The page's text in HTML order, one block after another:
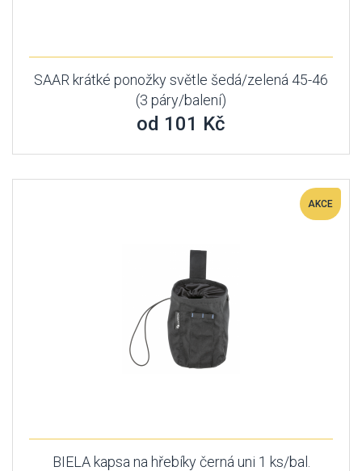
SAAR krátké ponožky světle šedá/zelená 45-46
(3 páry/balení)
od 101 Kč
AKCE
BIELA kapsa na hřebíky černá uni 1 ks/bal.